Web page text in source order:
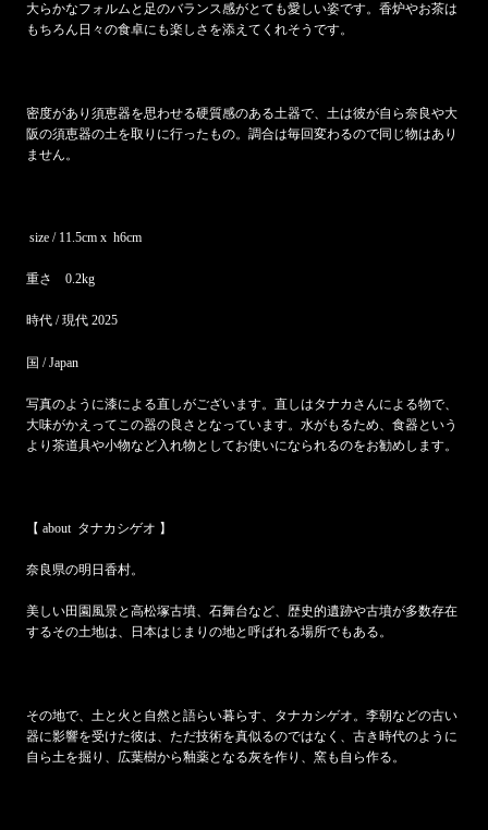
大らかなフォルムと足のバランス感がとても愛しい姿です。香炉やお茶は
もちろん日々の食卓にも楽しさを添えてくれそうです。
密度があり須恵器を思わせる硬質感のある土器で、 土は彼が自ら奈良や大
阪の須恵器の土を取りに行ったもの。調合は毎回変わるので同じ物はあり
ません。
size / 11.5cm x h6cm
重さ 0.2kg
時代 / 現代 2025
国 / Japan
写真のように漆による直しがございます。直しはタナカさんによる物で、
大味がかえってこの器の良さとなっています。水がもるため、食器という
より茶道具や小物など入れ物としてお使いになられるのをお勧めします。
【 about タナカシゲオ 】
奈良県の明日香村。
美しい田園風景と高松塚古墳、石舞台など、歴史的遺跡や古墳が多数存在
するその土地は、日本はじまりの地と呼ばれる場所でもある。
その地で、土と火と自然と語らい暮らす、 タナカシゲオ。李朝などの古い
器に影響を受けた彼は、ただ技術を真似るのではなく、古き時代のように
自ら土を掘り、広葉樹から釉薬となる灰を作り、窯も自ら作る。